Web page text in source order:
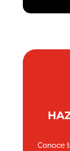
Conoce